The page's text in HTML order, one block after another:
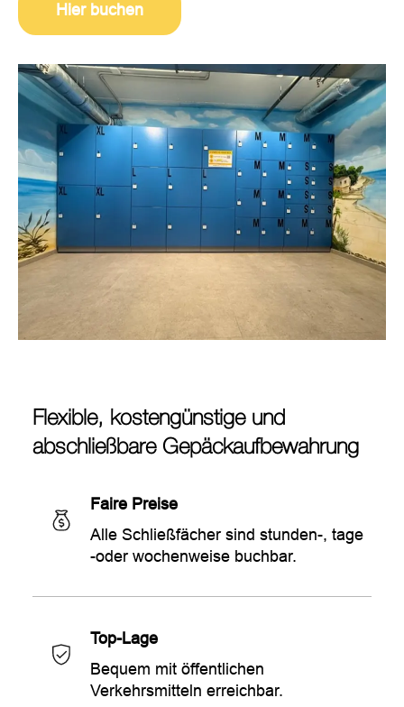
Hier buchen
Flexible, kostengünstige und
abschließbare Gepäckaufbewahrung
Faire Preise
Alle Schließfächer sind stunden-, tage
-oder wochenweise buchbar.
Top-Lage
Bequem mit öffentlichen
Verkehrsmitteln erreichbar.